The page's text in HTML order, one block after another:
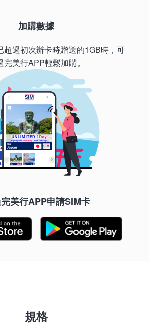
加購數據
超過初次辦卡時贈送的1GB時，可
完美行APP輕鬆加購。
美行APP申請SIM卡
規格